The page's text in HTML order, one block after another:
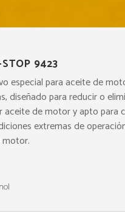
9423
especial para aceite de
diseñado para reducir o
aceite de motor y apto para
extremas de
motor.